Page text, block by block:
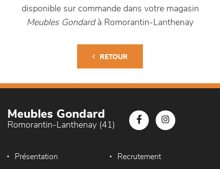
disponible sur commande dans votre magasin
Meubles Gondardà Romorantin-Lanthenay
RETOUR
Meubles Gondard
Romorantin-Lanthenay (41)
Présentation Recrutement